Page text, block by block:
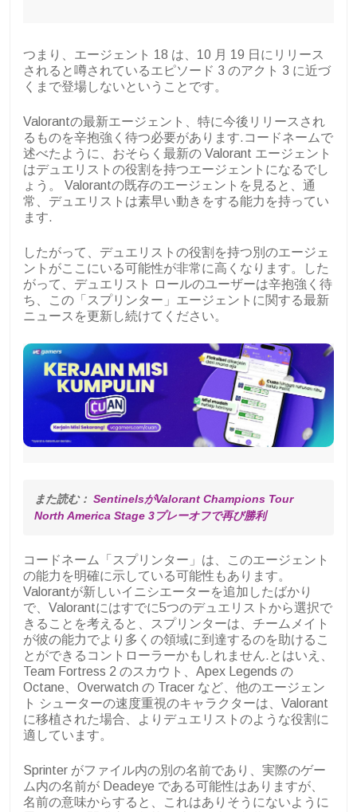
つまり、エージェント 18 は、10 月 19 日にリリース
されると噂されているエピソード 3 のアクト 3 に近づ
くまで登場しないということです。
Valorantの最新エージェント、特に今後リリースされ
るものを辛抱強く待つ必要があります.コードネームで
述べたように、おそらく最新の Valorant エージェント
はデュエリストの役割を持つエージェントになるでし
ょう。 Valorantの既存のエージェントを見ると、通
常、デュエリストは素早い動きをする能力を持ってい
ます.
したがって、デュエリストの役割を持つ別のエージェ
ントがここにいる可能性が非常に高くなります。した
がって、デュエリスト ロールのユーザーは辛抱強く待
ち、この「スプリンター」エージェントに関する最新
ニュースを更新し続けてください。
また読む： SentinelsがValorant Champions Tour
North America Stage 3プレーオフで再び勝利
コードネーム「スプリンター」は、このエージェント
の能力を明確に示している可能性もあります。
Valorantが新しいイニシエーターを追加したばかり
で、Valorantにはすでに5つのデュエリストから選択で
きることを考えると、スプリンターは、チームメイト
が彼の能力でより多くの領域に到達するのを助けるこ
とができるコントローラーかもしれません.とはいえ、
Team Fortress 2 のスカウト、Apex Legends の
Octane、Overwatch の Tracer など、他のエージェン
ト シューターの速度重視のキャラクターは、Valorant
に移植された場合、よりデュエリストのような役割に
適しています。
Sprinter がファイル内の別の名前であり、実際のゲー
ム内の名前が Deadeye である可能性はありますが、
名前の意味からすると、これはありそうにないように